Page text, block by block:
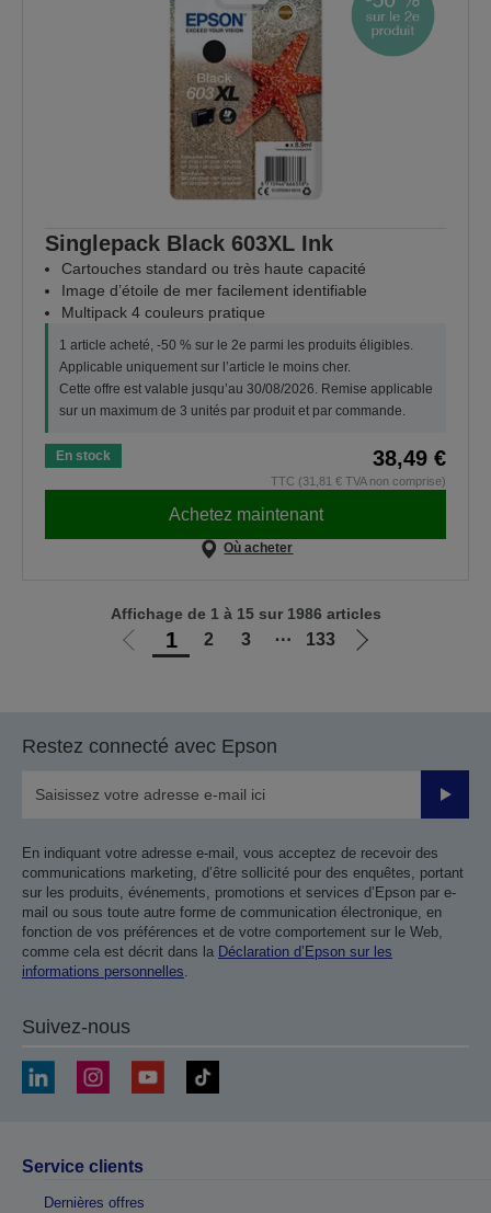
Singlepack Black 603XL Ink
Cartouches standard ou très haute capacité
Image d’étoile de mer facilement identifiable
Multipack 4 couleurs pratique
1 article acheté, -50 % sur le 2e parmi les produits éligibles.
Applicable uniquement sur l’article le moins cher.
Cette offre est valable jusqu’au 30/08/2026. Remise applicable
sur un maximum de 3 unités par produit et par commande.
En stock 38,49 €
TTC (31,81 € TVA non comprise)
Achetez maintenant
Où acheter
Aller
précédente
1 2 3 ⋯ 133
Aller
Affichage de 1 à 15 sur 1986 articles
Restez connecté avec Epson
Valider
En indiquant votre adresse e-mail, vous acceptez de recevoir des
communications marketing, d’être sollicité pour des enquêtes, portant
sur les produits, événements, promotions et services d’Epson par e-
mail ou sous toute autre forme de communication électronique, en
fonction de vos préférences et de votre comportement sur le Web,
comme cela est décrit dans la Déclaration d’Epson sur les
informations personnelles.
Suivez-nous
Service clients
Dernières offres